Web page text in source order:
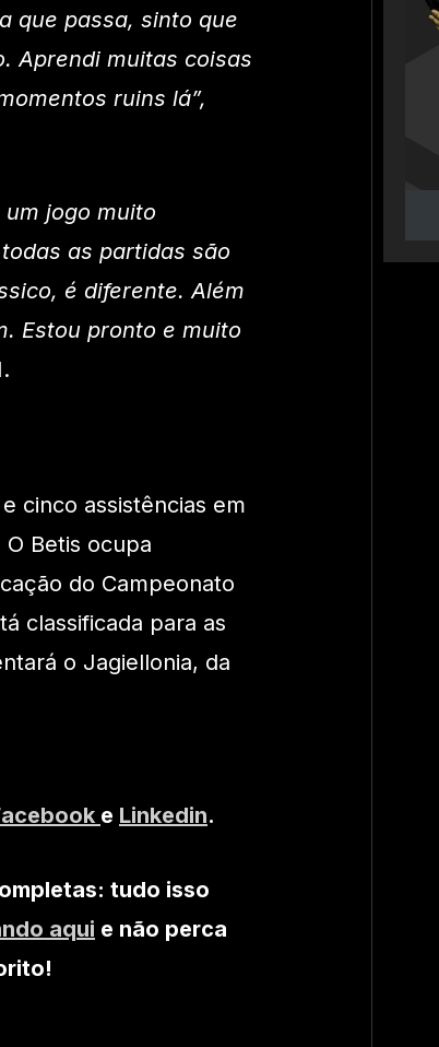
que passa, sinto que
Aprendi muitas coisas
ruins lá”,
jogo muito
as partidas são
é diferente. Além
Estou pronto e muito
cinco assistências em
Betis ocupa
do Campeonato
classificada para as
o Jagiellonia, da
e Linkedin.
tudo isso
aqui e não perca